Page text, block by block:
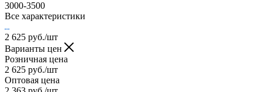
3000-3500
Все характеристики
2 625 руб./шт
Варианты цен
Розничная цена
2 625 руб./шт
Оптовая цена